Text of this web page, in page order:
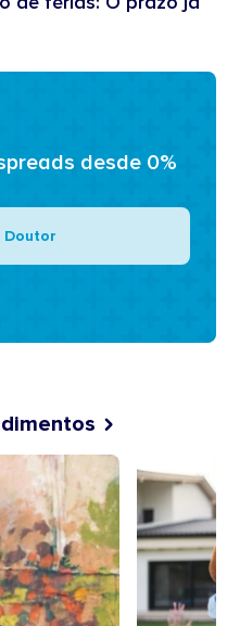
desde 0%
Doutor